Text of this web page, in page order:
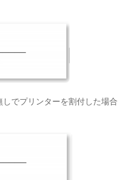
でプリンターを割付した場合